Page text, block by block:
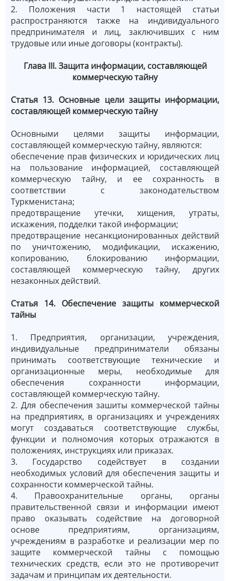
2. Положения части 1 настоящей статьи
распространяются также на индивидуального
предпринимателя и лиц, заключивших с ним
трудовые или иные договоры (контракты).
Глава III. Защита информации, составляющей
коммерческую тайну
Статья 13. Основные цели защиты информации,
составляющей коммерческую тайну
Основными целями защиты информации,
составляющей коммерческую тайну, являются:
обеспечение прав физических и юридических лиц
на пользование информацией, составляющей
коммерческую тайну, и ее сохранность в
соответствии с законодательством
Туркменистана;
предотвращение утечки, хищения, утраты,
искажения, подделки такой информации;
предотвращение несанкционированных действий
по уничтожению, модификации, искажению,
копированию, блокированию информации,
составляющей коммерческую тайну, других
незаконных действий.
Статья 14. Обеспечение защиты коммерческой
тайны
1. Предприятия, организации, учреждения,
индивидуальные предприниматели обязаны
принимать соответствующие технические и
организационные меры, необходимые для
обеспечения сохранности информации,
составляющей коммерческую тайну.
2. Для обеспечения зашиты коммерческой тайны
на предприятиях, в организациях и учреждениях
могут создаваться соответствующие службы,
функции и полномочия которых отражаются в
положениях, инструкциях или приказах.
3. Государство содействует в создании
необходимых условий для обеспечения защиты и
сохранности коммерческой тайны.
4. Правоохранительные органы, органы
правительственной связи и информации имеют
право оказывать содействие на договорной
основе предприятиям, организациям,
учреждениям в разработке и реализации мер по
защите коммерческой тайны с помощью
технических средств, если это не противоречит
задачам и принципам их деятельности.